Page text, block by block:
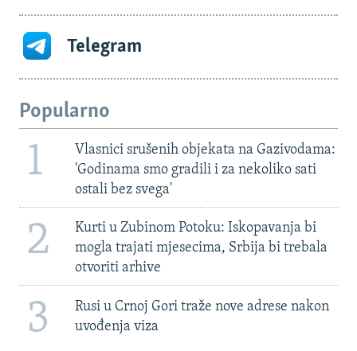
Telegram
Popularno
1
Vlasnici srušenih objekata na Gazivodama:
'Godinama smo gradili i za nekoliko sati
ostali bez svega'
2
Kurti u Zubinom Potoku: Iskopavanja bi
mogla trajati mjesecima, Srbija bi trebala
otvoriti arhive
3
Rusi u Crnoj Gori traže nove adrese nakon
uvođenja viza